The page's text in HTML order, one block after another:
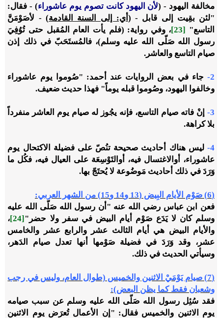
مخالفة اليهود - (لأن اليهود كانت تصوم يوم عاشوراء) - فقال:
"لئن بقِيت إلى قابل - ( أي: إلى السنة القادمة) - لأصَوْمَنَّ
التاسع" [23]
، وفي رواية: (فلم يأت العام المُقبل حتى تُوُفِيَ
رسول الله صَلّى الله عليه وسلم)، فالمُستَحَبّ في ذلك إذن
صيام التاسع والعاشر.
2-
جاء في بعض الروايات عند أحمد: "صُوموا يوم عاشوراء
وخالفوا اليهود، وصُوموا قبله يوماً" فهذا حديث ضعيف.
3-
إنْ فاته صيام التاسع، فإنه يجُوز له صيام يوم العاشر منفرداً
بلا كراهة.
4-
ليس هناك أحاديث صحيحة تنُصّ على فضيلة الاكتحال يوم
عاشوراء، أوالاغتسال فيه، أوالتَوْسِعَة على العيال فيه، فكُل ما
وَرَدَ في ذلك أحاديث مَوضُوعة لا يُحتَجّ بها.
(6) صَوْم الأيام البِيض (13 و14 و15) من الشهر العربي:
فعن ابن عباس رضي الله عنه "أن رسول الله صَلّى الله عليه
وسلم كان لا يَدَع صَوْم أيام البيض في سفر ولا حضر"[24]
،
والأيام البيض هي أيام الثالث عشر والرابع عشر والخامس
عشر، وقد وَرَدَ في فضيلة صَوْمها أنها تعدل صيام الدَهر،
وسيأتي الحديث في ذلك.
(7) صيام يَوْمَيْ الاثنين والخميس (طوال العام، وليس في رجب
وشعبان فقط كما يظن البعض):
فقد سُئِل رسول الله صَلّى الله عليه وسلم عن سبب صيامه
يوم الاثنين والخميس فقال: "إن الأعمال تُعرَض يوم الاثنين